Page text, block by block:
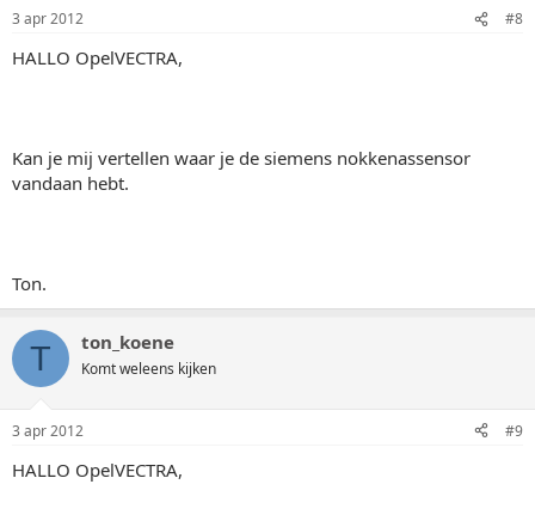
3 apr 2012 #8
HALLO OpelVECTRA,
Kan je mij vertellen waar je de siemens nokkenassensor
vandaan hebt.
Ton.
T ton_koene
Komt weleens kijken
3 apr 2012 #9
HALLO OpelVECTRA,